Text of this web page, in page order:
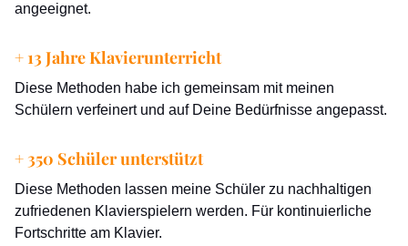
angeeignet.
+ 13 Jahre Klavierunterricht
Diese Methoden habe ich gemeinsam mit meinen
Schülern verfeinert und auf Deine Bedürfnisse angepasst.
+ 350 Schüler unterstützt
Diese Methoden lassen meine Schüler zu nachhaltigen
zufriedenen Klavierspielern werden. Für kontinuierliche
Fortschritte am Klavier.